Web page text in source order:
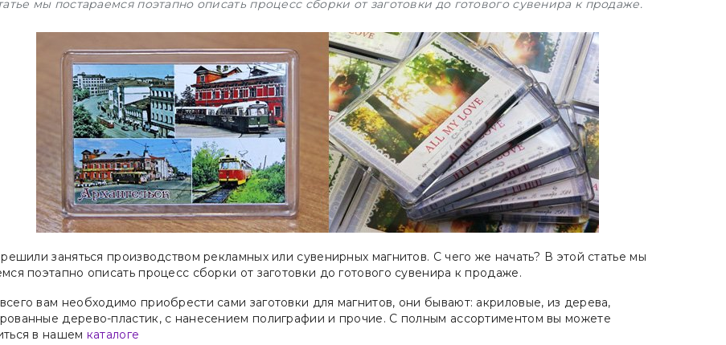
мы постараемся поэтапно описать процесс сборки от заготовки до готового сувенира к продаже.
заняться производством рекламных или сувенирных магнитов. С чего же начать? В этой статье мы
поэтапно описать процесс сборки от заготовки до готового сувенира к продаже.
вам необходимо приобрести сами заготовки для магнитов, они бывают: акриловые, из дерева,
дерево-пластик, с нанесением полиграфии и прочие. С полным ассортиментом вы можете
в нашем каталоге